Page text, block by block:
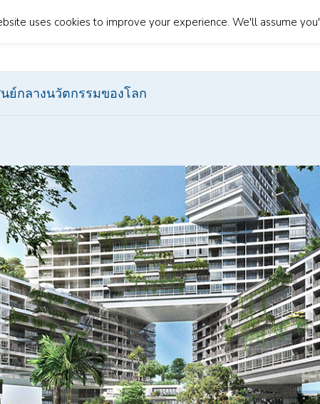
ย์กลางนวัตกรรมของโลก
uses cookies to improve your experience. We'll assume